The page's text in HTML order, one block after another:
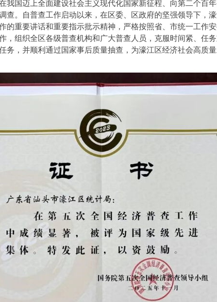
我国迈上全面建设社会主义现代化国家新征程、向第二个百
查。自普查工作启动以来，在区委、区政府的坚强领导下，
的重要讲话和重要指示批示精神，严格按照省、市统一工作
，组织全区各级普查机构和广大普查人员，克服时间紧、任
务，并顺利通过国家事后质量抽查，为濠江区经济社会高质